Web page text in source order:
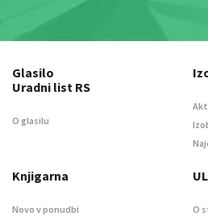
Glasilo
Uradni list RS
O glasilu
Knjigarna
Novo v ponudbi
O